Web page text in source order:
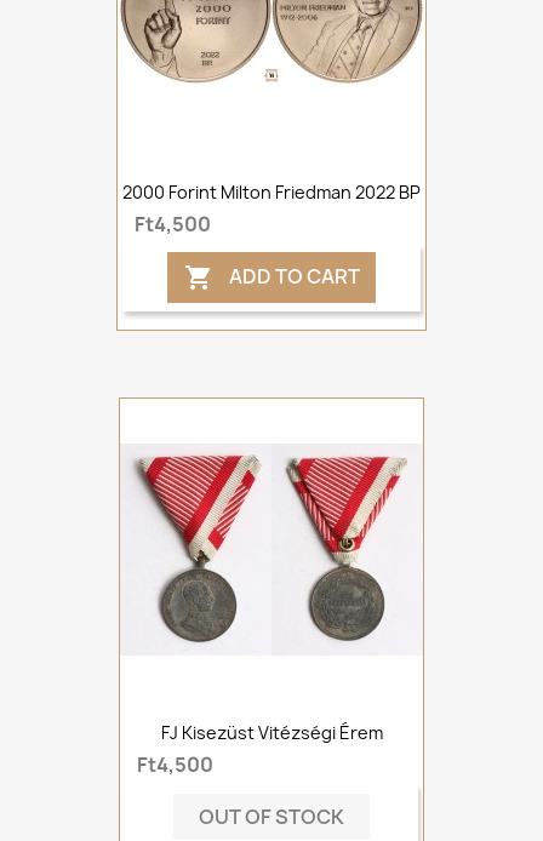
2000 Forint Milton Friedman 2022 BP
Ft4,500
 ADD TO CART
FJ Kisezüst Vitézségi Érem
Ft4,500
OUT OF STOCK